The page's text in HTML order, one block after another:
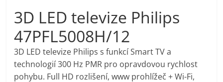
elektronika
porovnání,
pračky,
3D LED televize Philips
47PFL5008H/12
3D LED televize Philips s funkcí Smart TV a
technologií 300 Hz PMR pro opravdovou rychlost
pohybu. Full HD rozlišení, www prohlížeč + Wi-Fi,